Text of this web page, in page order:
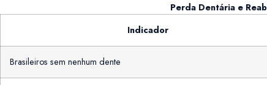
Perda Dentária e
Indicador
Brasileiros sem nenhum dente